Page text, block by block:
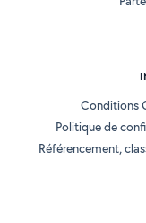
Conditions
Politique de
Référencement,